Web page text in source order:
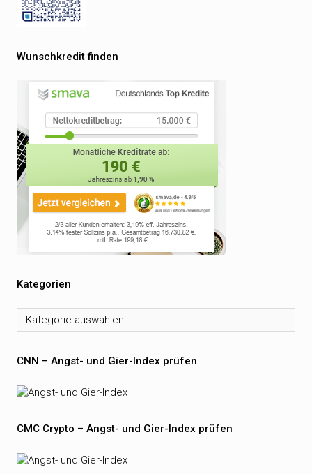
Wunschkredit finden
Kategorien
Kategorien
CNN – Angst- und Gier-Index prüfen
CMC Crypto – Angst- und Gier-Index prüfen